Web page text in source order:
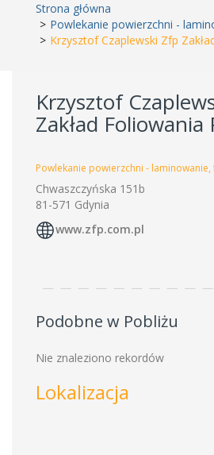
Strona główna
Powlekanie powierzchni -
Krzysztof Czaplewski Zfp
Krzysztof
Zakład Foliowania
Powlekanie powierzchni -
Chwaszczyńska 151b
81-571 Gdynia
www.zfp.com.pl
Podobne w Pobliżu
Nie znaleziono rekordów
Lokalizacja